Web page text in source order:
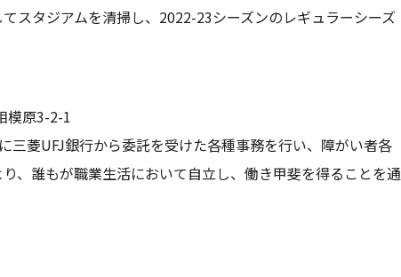
スタジアムを清掃し、2022-23シーズンのレギュラーシーズ
模原3-2-1
三菱UFJ銀行から委託を受けた各種事務を行い、障がい者各
、誰もが職業生活において自立し、働き甲斐を得ることを通